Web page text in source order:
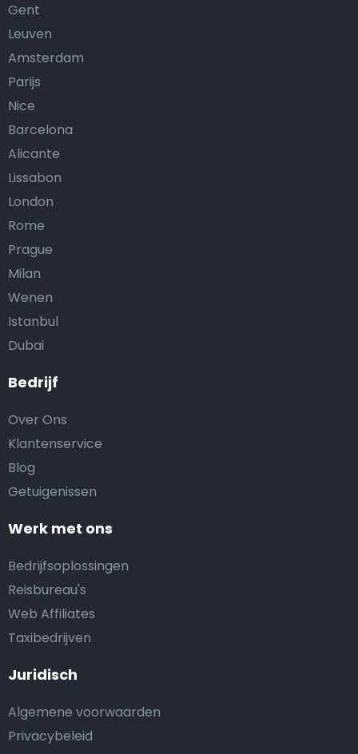
Bedrijf
Over Ons
Klantenservice
Blog
Getuigenissen
Werk met ons
Bedrijfsoplossingen
Reisbureau's
Web Affiliates
Taxibedrijven
Juridisch
Algemene voorwaarden
Privacybeleid
Gent
Leuven
Amsterdam
Parijs
Nice
Barcelona
Alicante
Lissabon
London
Rome
Prague
Milan
Wenen
Istanbul
Dubai